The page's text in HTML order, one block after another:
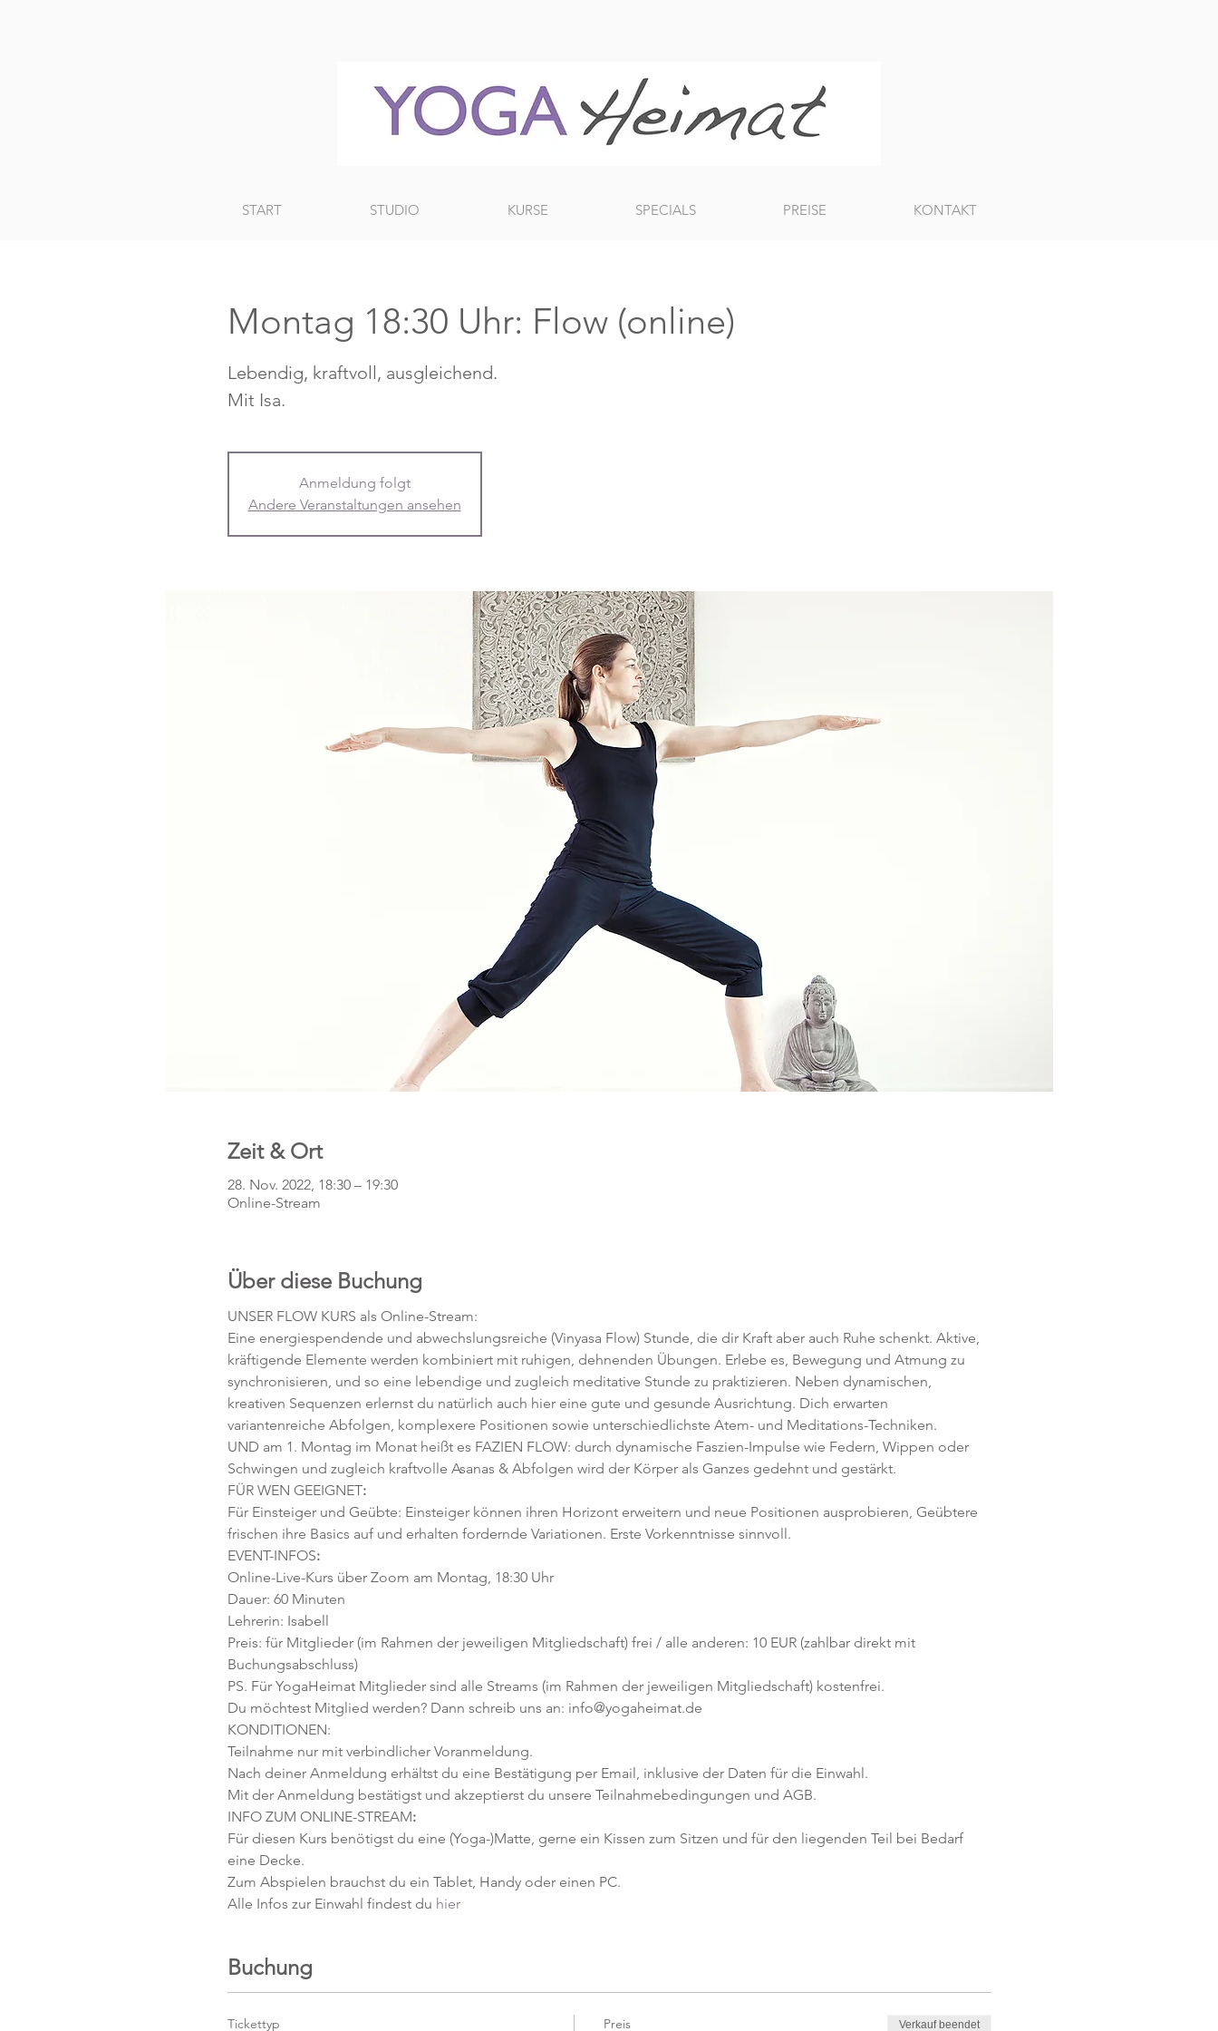
START STUDIO KURSE SPECIALS PREISE KONTAKT
Montag 18:30 Uhr: Flow (online)
Lebendig, kraftvoll, ausgleichend.
Mit Isa.
Anmeldung folgt
Andere Veranstaltungen ansehen
Zeit & Ort
28. Nov. 2022, 18:30 – 19:30
Online-Stream
Über diese Buchung
UNSER FLOW KURS als Online-Stream:
Eine energiespendende und abwechslungsreiche (Vinyasa Flow) Stunde, die dir Kraft aber auch Ruhe schenkt. Aktive,
kräftigende Elemente werden kombiniert mit ruhigen, dehnenden Übungen. Erlebe es, Bewegung und Atmung zu
synchronisieren, und so eine lebendige und zugleich meditative Stunde zu praktizieren. Neben dynamischen,
kreativen Sequenzen erlernst du natürlich auch hier eine gute und gesunde Ausrichtung. Dich erwarten
variantenreiche Abfolgen, komplexere Positionen sowie unterschiedlichste Atem- und Meditations-Techniken.
UND am 1. Montag im Monat heißt es FAZIEN FLOW: durch dynamische Faszien-Impulse wie Federn, Wippen oder
Schwingen und zugleich kraftvolle Asanas & Abfolgen wird der Körper als Ganzes gedehnt und gestärkt.
FÜR WEN GEEIGNET:
Für Einsteiger und Geübte: Einsteiger können ihren Horizont erweitern und neue Positionen ausprobieren, Geübtere
frischen ihre Basics auf und erhalten fordernde Variationen. Erste Vorkenntnisse sinnvoll.
EVENT-INFOS:
Online-Live-Kurs über Zoom am Montag, 18:30 Uhr
Dauer: 60 Minuten
Lehrerin: Isabell
Preis: für Mitglieder (im Rahmen der jeweiligen Mitgliedschaft) frei / alle anderen: 10 EUR (zahlbar direkt mit
Buchungsabschluss)
PS. Für YogaHeimat Mitglieder sind alle Streams (im Rahmen der jeweiligen Mitgliedschaft) kostenfrei.
Du möchtest Mitglied werden? Dann schreib uns an: info@yogaheimat.de
KONDITIONEN:
Teilnahme nur mit verbindlicher Voranmeldung.
Nach deiner Anmeldung erhältst du eine Bestätigung per Email, inklusive der Daten für die Einwahl.
Mit der Anmeldung bestätigst und akzeptierst du unsere Teilnahmebedingungen und AGB.
INFO ZUM ONLINE-STREAM:
Für diesen Kurs benötigst du eine (Yoga-)Matte, gerne ein Kissen zum Sitzen und für den liegenden Teil bei Bedarf
eine Decke.
Zum Abspielen brauchst du ein Tablet, Handy oder einen PC.
Alle Infos zur Einwahl findest du hier
Buchung
Tickettyp Preis Verkauf beendet